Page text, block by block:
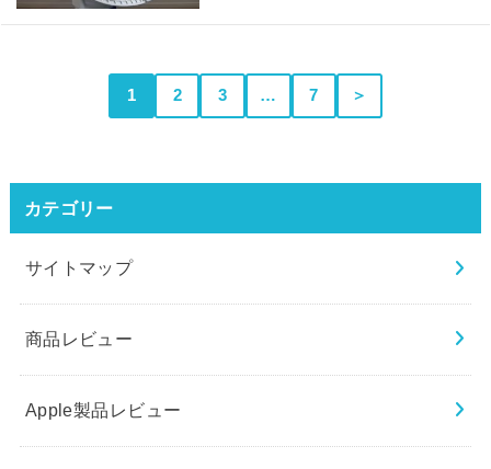
1 2 3 … 7 ＞
カテゴリー
サイトマップ
商品レビュー
Apple製品レビュー